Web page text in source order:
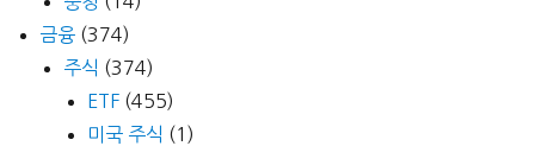
금융 (374)
주식 (374)
ETF (455)
미국 주식 (1)